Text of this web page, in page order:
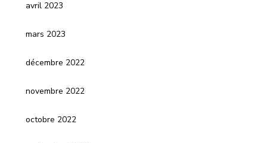
avril 2023
mars 2023
décembre 2022
novembre 2022
octobre 2022